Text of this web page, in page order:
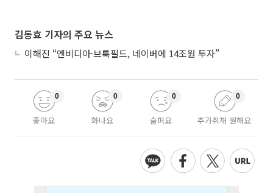
김동효 기자의 주요 뉴스
이해진 “엔비디아·브룩필드, 네이버에 14조원 투자”
좋아요
0
화나요
0
슬퍼요
0
추가취재 원해요
0